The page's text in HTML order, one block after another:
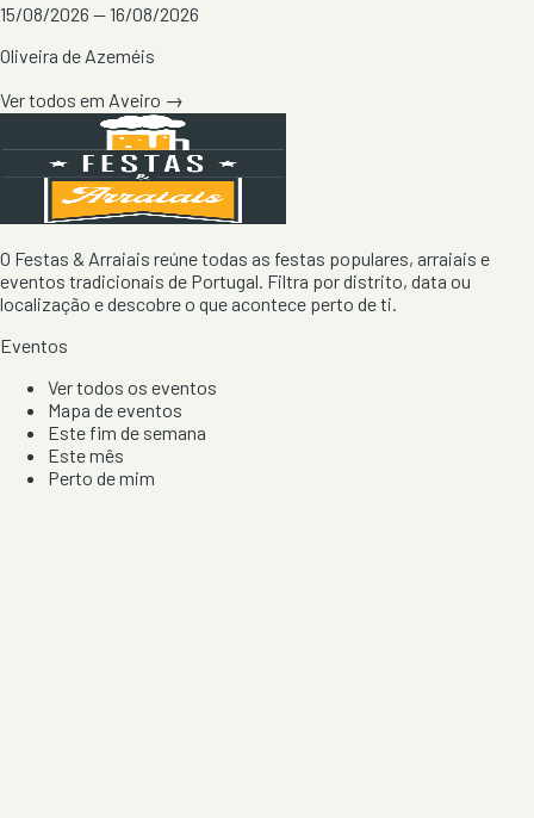
15/08/2026 — 16/08/2026
Oliveira de Azeméis
Ver todos em Aveiro →
O Festas & Arraiais reúne todas as festas populares, arraiais e
eventos tradicionais de Portugal. Filtra por distrito, data ou
localização e descobre o que acontece perto de ti.
Eventos
Ver todos os eventos
Mapa de eventos
Este fim de semana
Este mês
Perto de mim